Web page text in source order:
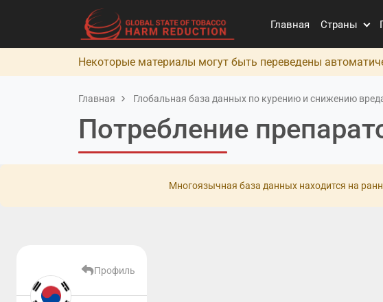
Главная Страны
Некоторые материалы могут быть переведены
Главная Глобальная база данных по курению и снижению
Потребление
Многоязычная база данных находится на
Профиль